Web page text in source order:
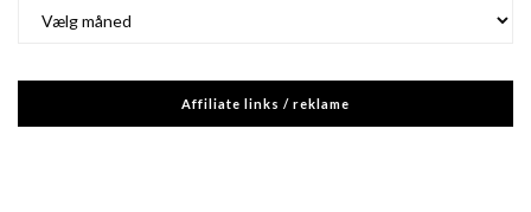
Affiliate links / reklame